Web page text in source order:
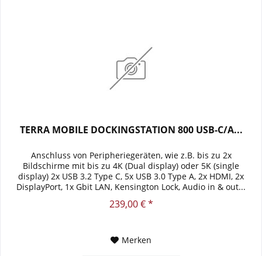
TERRA MOBILE DOCKINGSTATION 800 USB-C/A...
Anschluss von Peripheriegeräten, wie z.B. bis zu 2x
Bildschirme mit bis zu 4K (Dual display) oder 5K (single
display) 2x USB 3.2 Type C, 5x USB 3.0 Type A, 2x HDMI, 2x
DisplayPort, 1x Gbit LAN, Kensington Lock, Audio in & out...
239,00 € *
Merken